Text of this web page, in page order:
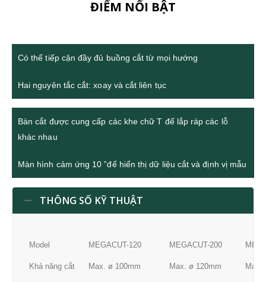
ĐIỂM NỔI BẬT
Có thể tiếp cận đầy đủ buồng cắt từ mọi hướng
Hai nguyên tắc cắt: xoay và cắt liên tục
Bàn cắt được cung cấp các khe chữ T để lắp ráp các lỗ
khác nhau
Màn hình cảm ứng 10 ”để hiển thị dữ liệu cắt và định vị mẫu
THÔNG SỐ KỸ THUẬT
Model MEGACUT-120 MEGACUT-200
Khả năng cắt Max. ø 100mm Max. ø 120mm Max.